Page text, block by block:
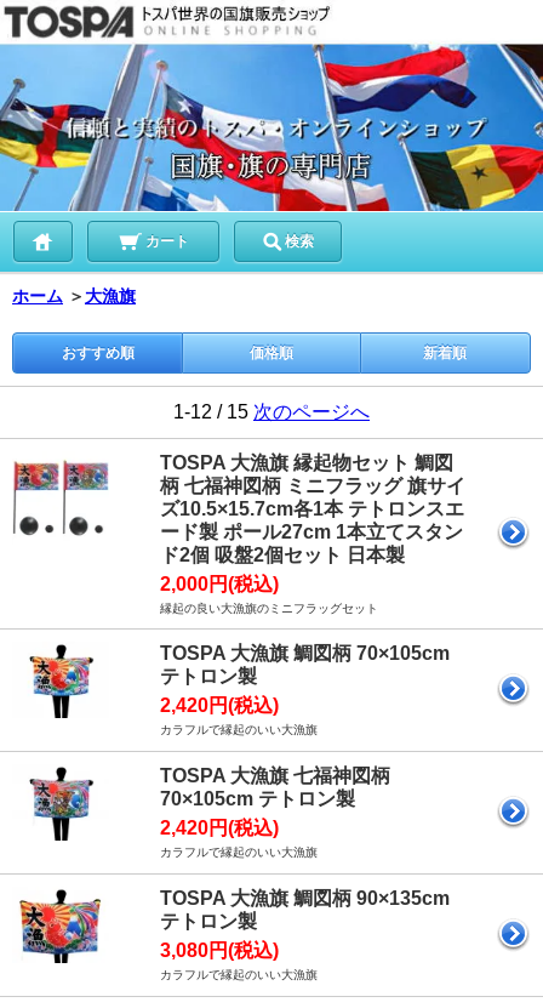
カート 検索
ホーム ＞大漁旗
おすすめ順 価格順 新着順
1-12 / 15 次のページへ
TOSPA 大漁旗 縁起物セット 鯛図
柄 七福神図柄 ミニフラッグ 旗サイ
ズ10.5×15.7cm各1本 テトロンスエ
ード製 ポール27cm 1本立てスタン
ド2個 吸盤2個セット 日本製
2,000円(税込)
縁起の良い大漁旗のミニフラッグセット
TOSPA 大漁旗 鯛図柄 70×105cm
テトロン製
2,420円(税込)
カラフルで縁起のいい大漁旗
TOSPA 大漁旗 七福神図柄
70×105cm テトロン製
2,420円(税込)
カラフルで縁起のいい大漁旗
TOSPA 大漁旗 鯛図柄 90×135cm
テトロン製
3,080円(税込)
カラフルで縁起のいい大漁旗